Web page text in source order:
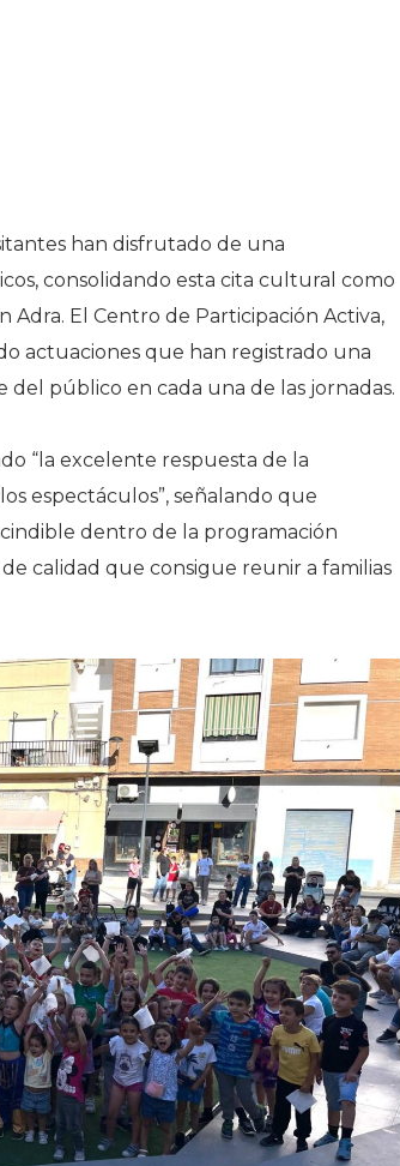
han disfrutado de una
consolidando esta cita cultural como
Adra. El Centro de Participación Activa,
actuaciones que han registrado una
público en cada una de las jornadas.
“la excelente respuesta de la
espectáculos”, señalando que
dentro de la programación
calidad que consigue reunir a familias